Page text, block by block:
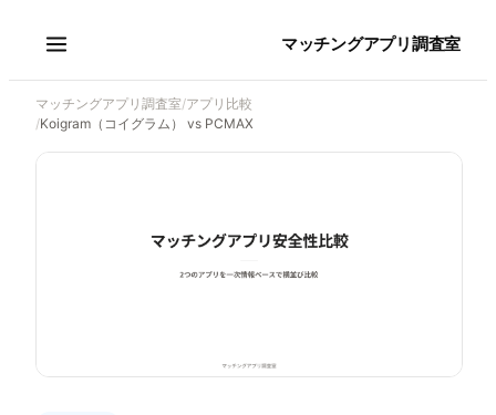
マッチングアプリ調査室
マッチングアプリ調査室/アプリ比較
/Koigram（コイグラム） vs PCMAX